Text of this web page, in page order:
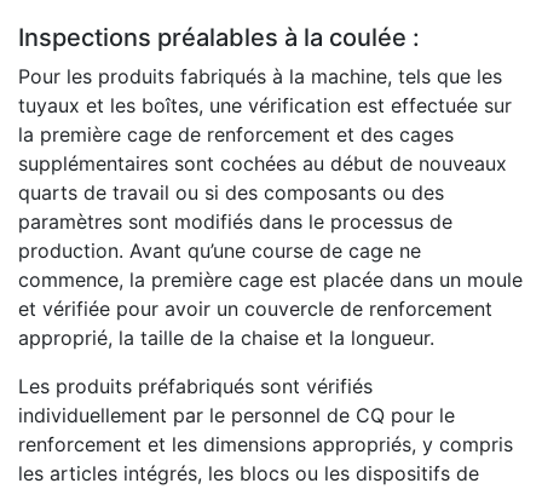
Inspections préalables à la coulée :
Pour les produits fabriqués à la machine, tels que les
tuyaux et les boîtes, une vérification est effectuée sur
la première cage de renforcement et des cages
supplémentaires sont cochées au début de nouveaux
quarts de travail ou si des composants ou des
paramètres sont modifiés dans le processus de
production. Avant qu’une course de cage ne
commence, la première cage est placée dans un moule
et vérifiée pour avoir un couvercle de renforcement
approprié, la taille de la chaise et la longueur.
Les produits préfabriqués sont vérifiés
individuellement par le personnel de CQ pour le
renforcement et les dimensions appropriés, y compris
les articles intégrés, les blocs ou les dispositifs de